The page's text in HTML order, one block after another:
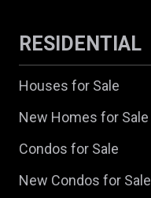
RESIDENTIAL
Houses for Sale
New Homes for Sale
Condos for Sale
New Condos for Sale